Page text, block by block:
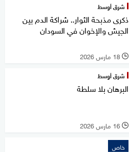
شرق أوسط
ذكرى مذبحة الثوار.. شراكة الدم بين
الجيش والإخوان في السودان
l 18 مارس 2026
شرق أوسط
البرهان بلا سلطة
l 16 مارس 2026
خاص